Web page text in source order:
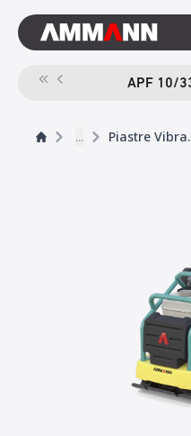
APF 10/
...